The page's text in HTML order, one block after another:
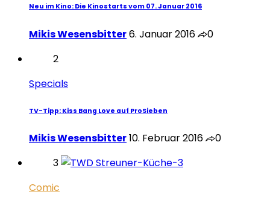
Neu im Kino: Die Kinostarts vom 07. Januar 2016
Mikis Wesensbitter6. Januar 2016
0
2
Specials
TV-Tipp: Kiss Bang Love auf ProSieben
Mikis Wesensbitter10. Februar 2016
0
3
Comic